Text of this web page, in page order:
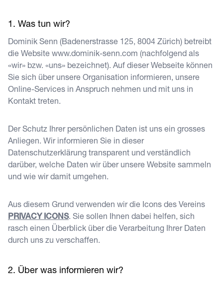
Was tun wir?
Dominik Senn (Badenerstrasse 125, 8004 Zürich) betreibt
die Website www.dominik-senn.com (nachfolgend als
«wir» bzw. «uns» bezeichnet). Auf dieser Webseite können
Sie sich über unsere Organisation informieren, unsere
Online-Services in Anspruch nehmen und mit uns in
Kontakt treten.
Der Schutz Ihrer persönlichen Daten ist uns ein grosses
Anliegen. Wir informieren Sie in dieser
Datenschutzerklärung transparent und verständlich
darüber, welche Daten wir über unsere Website sammeln
und wie wir damit umgehen.
Aus diesem Grund verwenden wir die Icons des Vereins
PRIVACY ICONS. Sie sollen Ihnen dabei helfen, sich
rasch einen Überblick über die Verarbeitung Ihrer Daten
durch uns zu verschaffen.
Über was informieren wir?